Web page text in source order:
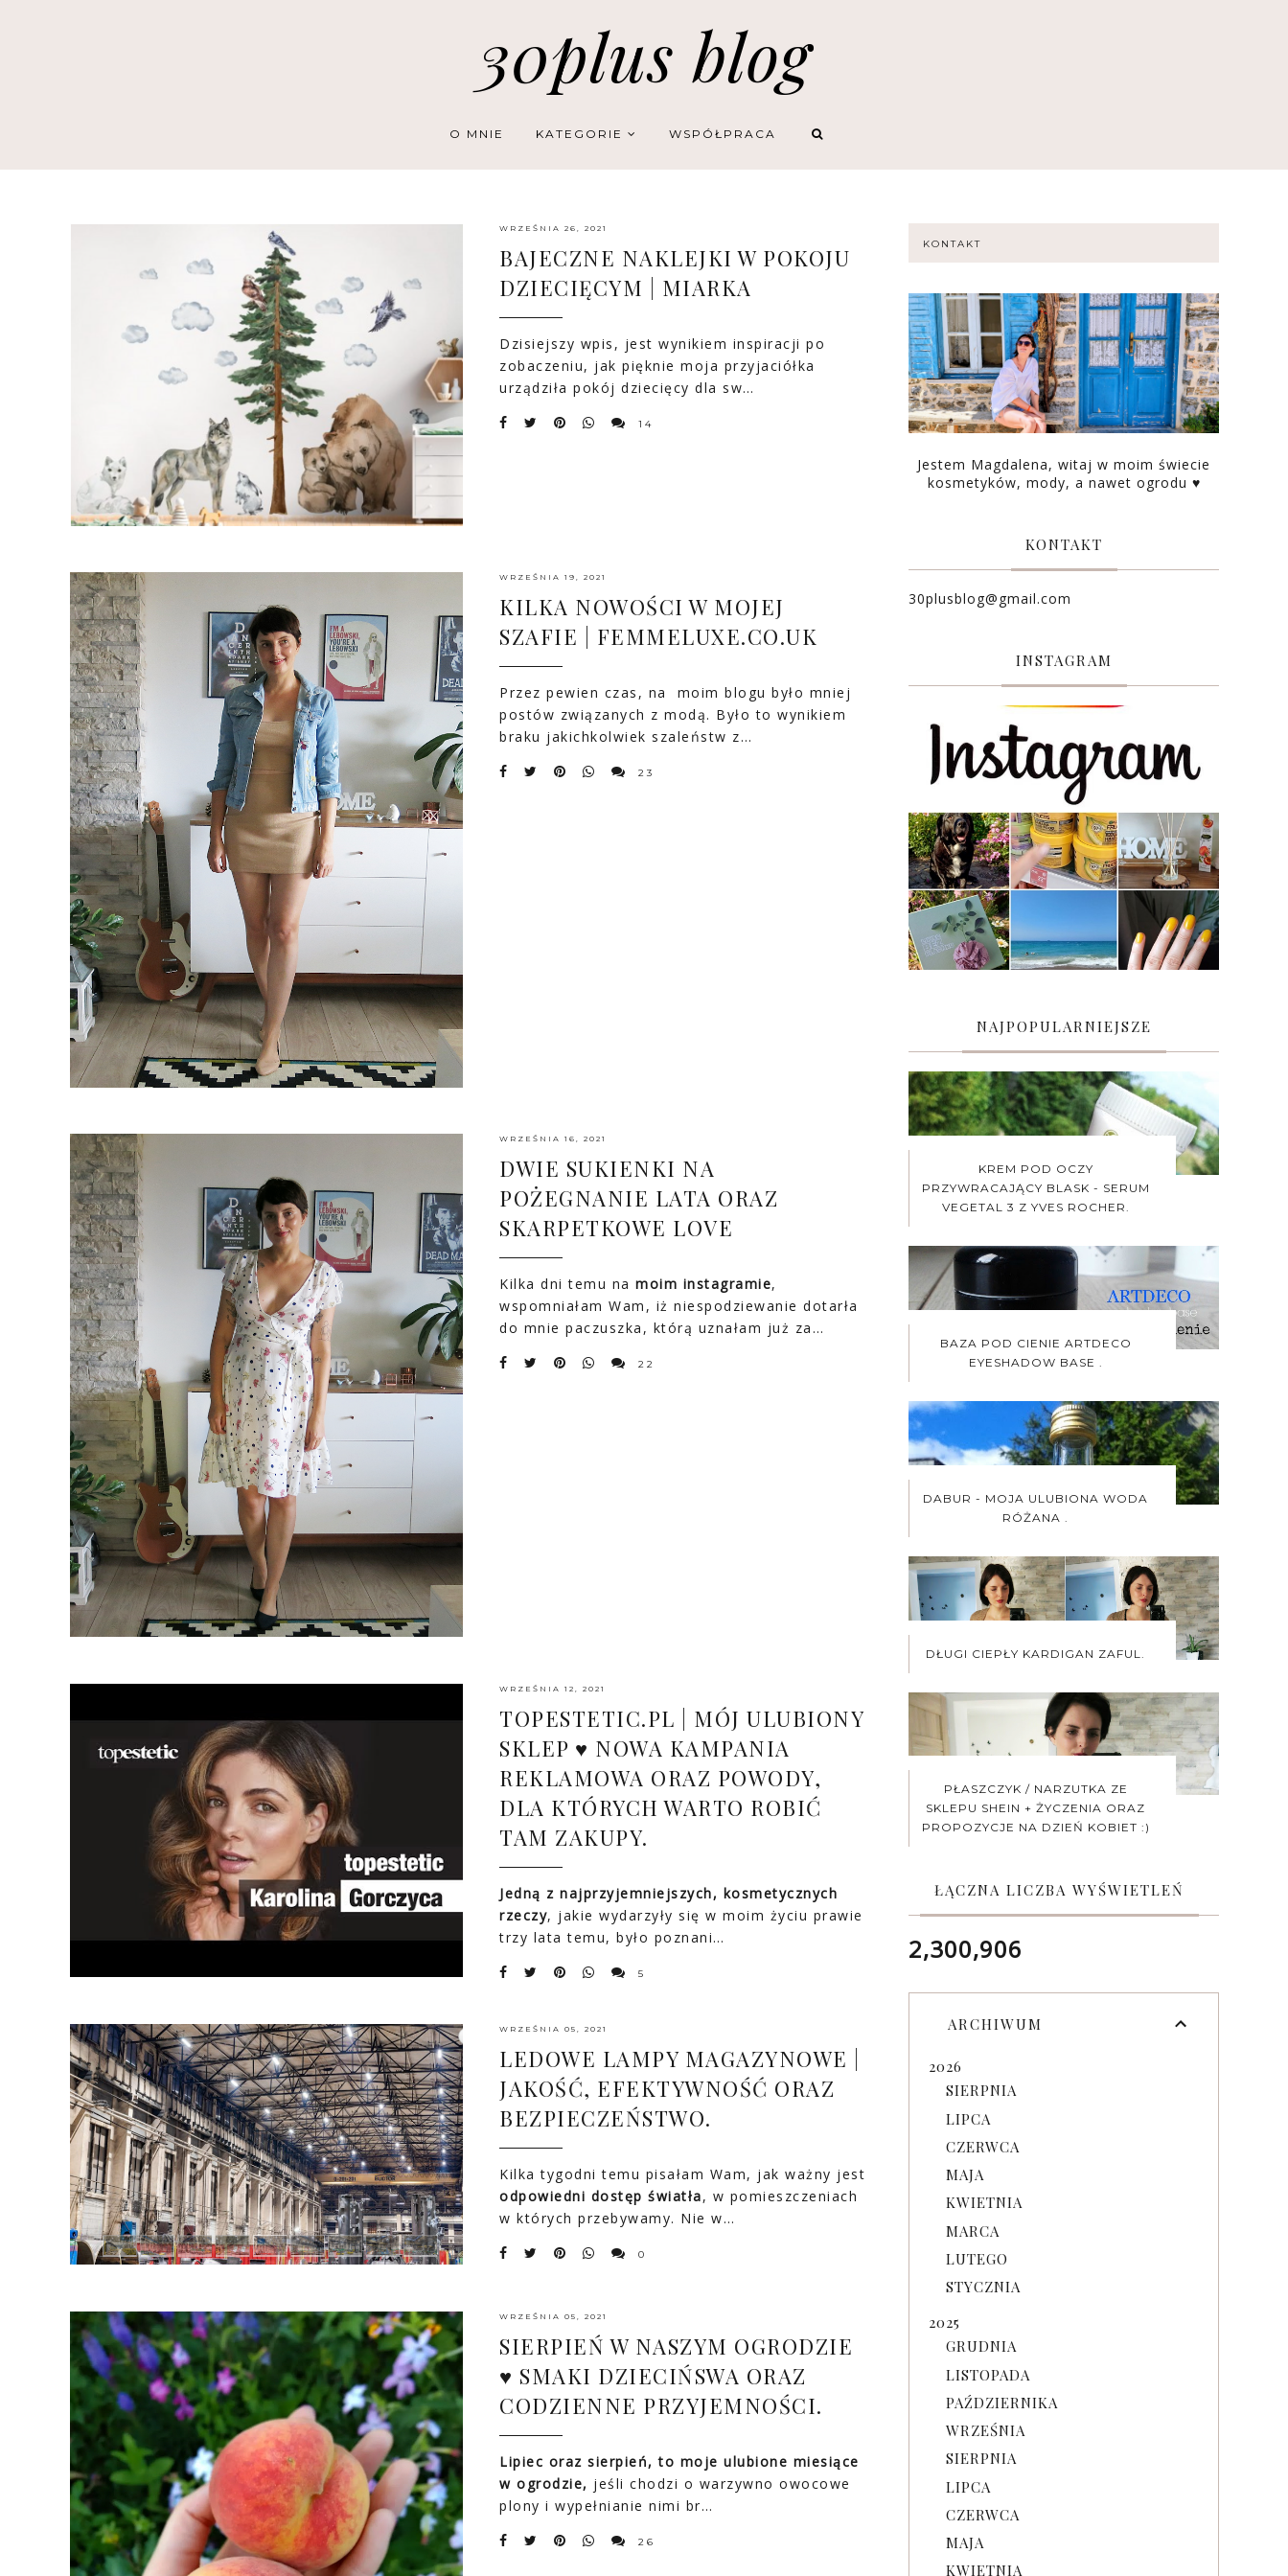
30plus blog
O MNIE KATEGORIE WSPÓŁPRACA
WRZEŚNIA 26, 2021
BAJECZNE NAKLEJKI W POKOJU
DZIECIĘCYM | MIARKA
Dzisiejszy wpis, jest wynikiem inspiracji po
zobaczeniu, jak pięknie moja przyjaciółka
urządziła pokój dziecięcy dla sw…
14
WRZEŚNIA 19, 2021
KILKA NOWOŚCI W MOJEJ
SZAFIE | FEMMELUXE.CO.UK
Przez pewien czas, na moim blogu było mniej
postów związanych z modą. Było to wynikiem
braku jakichkolwiek szaleństw z…
23
WRZEŚNIA 16, 2021
DWIE SUKIENKI NA
POŻEGNANIE LATA ORAZ
SKARPETKOWE LOVE
Kilka dni temu namoim instagramie,
wspomniałam Wam, iż niespodziewanie dotarła
do mnie paczuszka, którą uznałam już za…
22
WRZEŚNIA 12, 2021
TOPESTETIC.PL | MÓJ ULUBIONY
SKLEP ♥ NOWA KAMPANIA
REKLAMOWA ORAZ POWODY,
DLA KTÓRYCH WARTO ROBIĆ
TAM ZAKUPY.
Jedną z najprzyjemniejszych, kosmetycznych
rzeczy, jakie wydarzyły się w moim życiu prawie
trzy lata temu, było poznani…
5
WRZEŚNIA 05, 2021
LEDOWE LAMPY MAGAZYNOWE |
JAKOŚĆ, EFEKTYWNOŚĆ ORAZ
BEZPIECZEŃSTWO.
Kilka tygodni temu pisałam Wam, jak ważny jest
odpowiedni dostęp światła, w pomieszczeniach
w których przebywamy. Nie w…
0
WRZEŚNIA 05, 2021
SIERPIEŃ W NASZYM OGRODZIE
♥ SMAKI DZIECIŃSWA ORAZ
CODZIENNE PRZYJEMNOŚCI.
Lipiec oraz sierpień, to moje ulubione miesiące
w ogrodzie, jeśli chodzi o warzywno owocowe
plony i wypełnianie nimi br…
26
KONTAKT
Jestem Magdalena, witaj w moim świecie
kosmetyków, mody, a nawet ogrodu ♥
KONTAKT
30plusblog@gmail.com
INSTAGRAM
NAJPOPULARNIEJSZE
KREM POD OCZY
PRZYWRACAJĄCY BLASK - SERUM
VEGETAL 3 Z YVES ROCHER.
BAZA POD CIENIE ARTDECO
EYESHADOW BASE .
DABUR - MOJA ULUBIONA WODA
RÓŻANA .
DŁUGI CIEPŁY KARDIGAN ZAFUL.
PŁASZCZYK / NARZUTKA ZE
SKLEPU SHEIN + ŻYCZENIA ORAZ
PROPOZYCJE NA DZIEŃ KOBIET :)
ŁĄCZNA LICZBA WYŚWIETLEŃ
2,300,906
ARCHIWUM
2026
SIERPNIA
LIPCA
CZERWCA
MAJA
KWIETNIA
MARCA
LUTEGO
STYCZNIA
2025
GRUDNIA
LISTOPADA
PAŹDZIERNIKA
WRZEŚNIA
SIERPNIA
LIPCA
CZERWCA
MAJA
KWIETNIA